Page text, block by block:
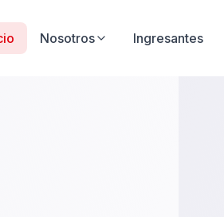
Nosotros Ingresantes